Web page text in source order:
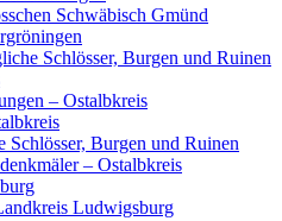
Schwäbisch Gmünd
Schlösser, Burgen und Ruinen
– Ostalbkreis
Schlösser, Burgen und Ruinen
– Ostalbkreis
Ludwigsburg